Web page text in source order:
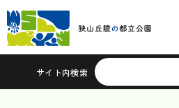
サイト内検索